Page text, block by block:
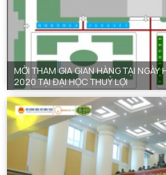
MỜI THAM GIA GIAN HÀNG TẠI NGÀY
2020 TẠI ĐẠI HỌC THUỶ LỢI